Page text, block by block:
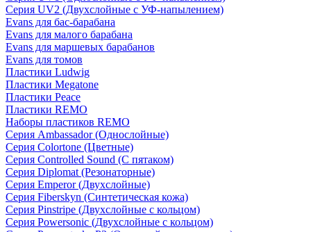
Серия UV2 (Двухслойные с УФ-напылением)
Evans для бас-барабана
Evans для малого барабана
Evans для маршевых барабанов
Evans для томов
Пластики Ludwig
Пластики Megatone
Пластики Peace
Пластики REMO
Наборы пластиков REMO
Серия Ambassador (Однослойные)
Серия Colortone (Цветные)
Серия Controlled Sound (С пятаком)
Серия Diplomat (Резонаторные)
Серия Emperor (Двухслойные)
Серия Fiberskyn (Синтетическая кожа)
Серия Pinstripe (Двухслойные с кольцом)
Серия Powersonic (Двухслойные с кольцом)